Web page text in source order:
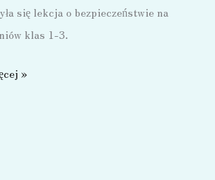
się lekcja o bezpieczeństwie na
klas 1-3.
»